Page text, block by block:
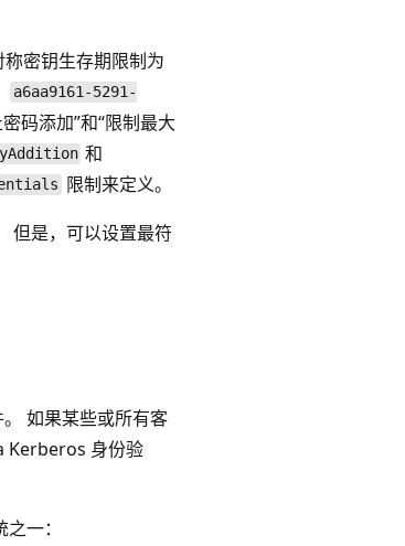
密钥生存期限制为
a6aa9161-5291-
码添加”和“限制最大
和
限制来定义。
但是，可以设置最符
如果某些或所有客
Kerberos 身份验
一：